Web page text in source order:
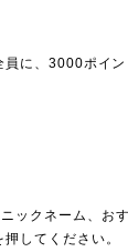
に、3000ポイン
ックネーム、お
してください。